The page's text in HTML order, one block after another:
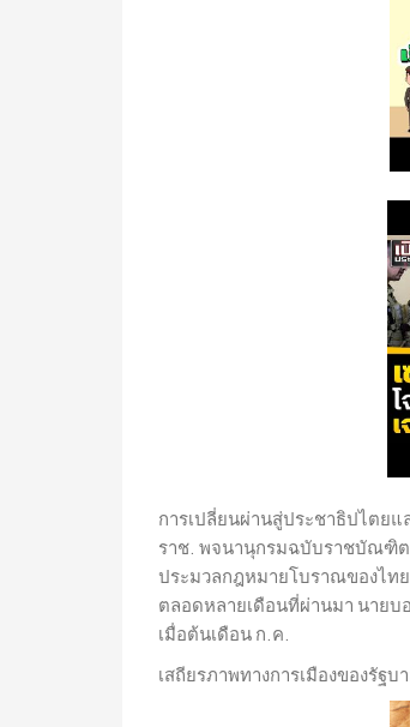
การเปลี่ยนผ่านสู่ประชาธิปไตย
ราช. พจนานุกรมฉบับราชบัณฑิต
ประมวลกฎหมายโบราณของไท
ตลอดหลายเดือนที่ผ่านมา นาย
เมื่อต้นเดือน ก.ค.
เสถียรภาพทางการเมืองของรัฐบ